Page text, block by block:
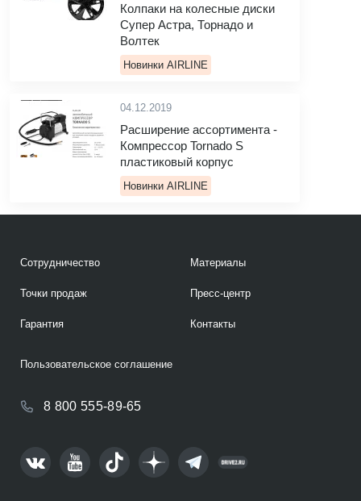
Колпаки на колесные диски
Супер Астра, Торнадо и
Волтек
Новинки AIRLINE
04.12.2019
Расширение ассортимента -
Компрессор Tornado S
пластиковый корпус
Новинки AIRLINE
Сотрудничество
Точки продаж
Гарантия
Материалы
Пресс-центр
Контакты
8 800 555-89-65
Пользовательское соглашение